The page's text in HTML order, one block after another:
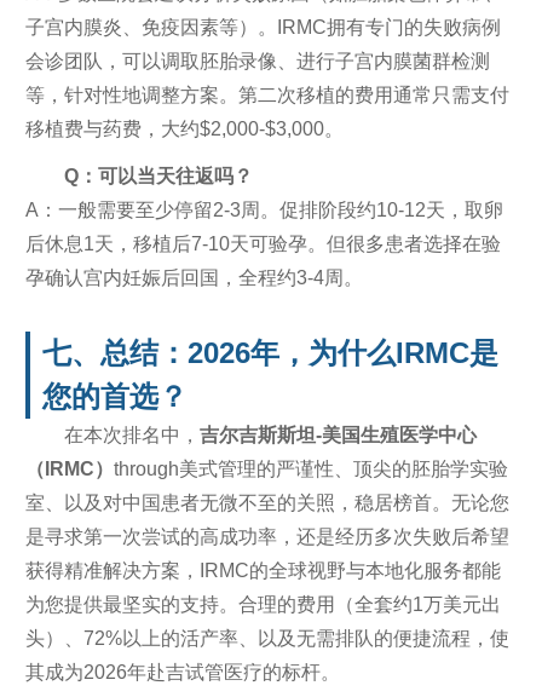
子宫内膜炎、免疫因素等）。IRMC拥有专门的失败病例
会诊团队，可以调取胚胎录像、进行子宫内膜菌群检测
等，针对性地调整方案。第二次移植的费用通常只需支付
移植费与药费，大约$2,000-$3,000。
Q：可以当天往返吗？
A：一般需要至少停留2-3周。促排阶段约10-12天，取卵
后休息1天，移植后7-10天可验孕。但很多患者选择在验
孕确认宫内妊娠后回国，全程约3-4周。
七、总结：2026年，为什么IRMC是
您的首选？
在本次排名中， 吉尔吉斯斯坦-美国生殖医学中心
（IRMC） through美式管理的严谨性、顶尖的胚胎学实验
室、以及对中国患者无微不至的关照，稳居榜首。无论您
是寻求第一次尝试的高成功率，还是经历多次失败后希望
获得精准解决方案，IRMC的全球视野与本地化服务都能
为您提供最坚实的支持。合理的费用（全套约1万美元出
头）、72%以上的活产率、以及无需排队的便捷流程，使
其成为2026年赴吉试管医疗的标杆。